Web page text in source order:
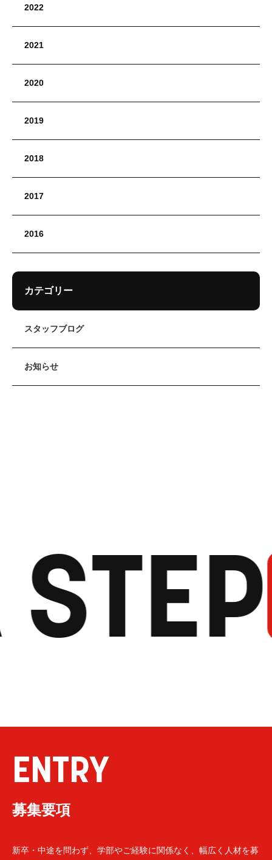
2022
2021
2020
2019
2018
2017
2016
カテゴリー
スタッフブログ
お知らせ
ENTRY
募集要項
新卒・中途を問わず、学部やご経験に関係なく、幅広く人材を募